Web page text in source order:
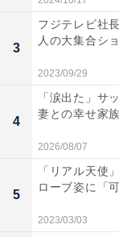
3
フジテレビ社
人の大集合シ
2023/09/29
4
「涙出た」サ
妻との幸せ家
2026/08/07
5
「リアル天使
ローブ姿に「
2023/03/03